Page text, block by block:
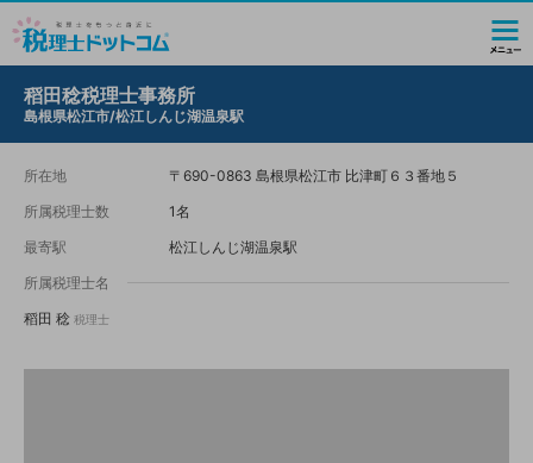
稻田稔税理士事務所
島根県松江市/松江しんじ湖温泉駅
所在地
〒690-0863 島根県松江市 比津町６３番地５
所属税理士数
1名
最寄駅
松江しんじ湖温泉駅
所属税理士名
稻田 稔 税理士